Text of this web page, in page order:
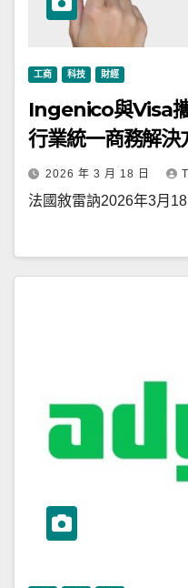
工商 科技 財經
Ingenico與Visa
行業統一商務解決
2026 年 3 月 18 日
法國敘雷訥2026年3月